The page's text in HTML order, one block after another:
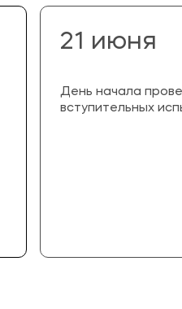
21 июня
День начала
вступительных